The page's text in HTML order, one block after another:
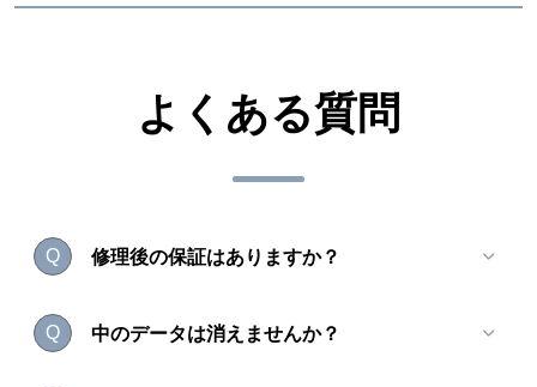
よくある質問
Q 修理後の保証はありますか？
Q 中のデータは消えませんか？